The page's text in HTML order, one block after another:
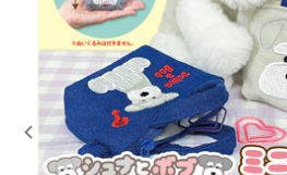
カプセルトイ
販促用空カプセル
レンタル